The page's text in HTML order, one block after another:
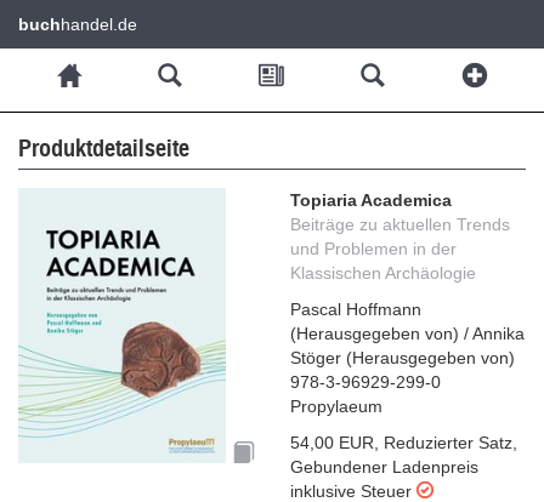
buchhandel.de
Produktdetailseite
Topiaria Academica
Beiträge zu aktuellen Trends
und Problemen in der
Klassischen Archäologie
Pascal Hoffmann
(Herausgegeben von) /Annika
Stöger (Herausgegeben von)
978-3-96929-299-0
Propylaeum
54,00 EUR
Reduzierter Satz
Gebundener Ladenpreis
inklusive Steuer